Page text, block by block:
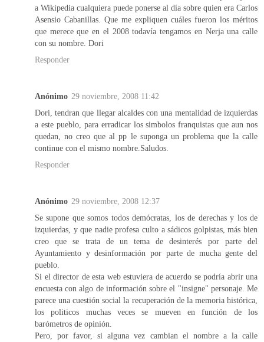
a Wikipedia cualquiera puede ponerse al día sobre quien era Carlos
Asensio Cabanillas. Que me expliquen cuáles fueron los méritos
que merece que en el 2008 todavía tengamos en Nerja una calle
con su nombre. Dori
Responder
Anónimo 29 noviembre, 2008 11:42
Dori, tendran que llegar alcaldes con una mentalidad de izquierdas
a este pueblo, para erradicar los simbolos franquistas que aun nos
quedan, no creo que al pp le suponga un problema que la calle
continue con el mismo nombre.Saludos.
Responder
Anónimo 29 noviembre, 2008 12:37
Se supone que somos todos demócratas, los de derechas y los de
izquierdas, y que nadie profesa culto a sádicos golpistas, más bien
creo que se trata de un tema de desinterés por parte del
Ayuntamiento y desinformación por parte de mucha gente del
pueblo.
Si el director de esta web estuviera de acuerdo se podría abrir una
encuesta con algo de información sobre el "insigne" personaje. Me
parece una cuestión social la recuperación de la memoria histórica,
los politicos muchas veces se mueven en función de los
barómetros de opinión.
Pero, por favor, si alguna vez cambian el nombre a la calle